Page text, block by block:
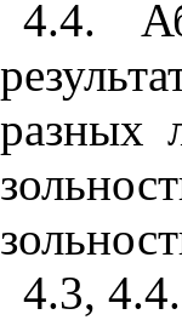
4.4.
разных
4.3, 4.4.